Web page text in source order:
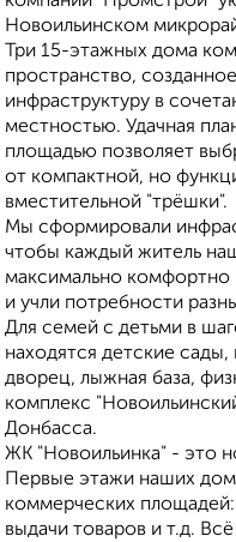
Новоильинском
Три 15-этажных дома
пространство,
инфраструктуру в
местностью. Удачная
площадью позволяет
от компактной, но
вместительной "трёшки".
Мы сформировали
чтобы каждый житель
максимально комфортно
и учли потребности
Для семей с детьми в
находятся детские
дворец, лыжная база,
комплекс
Донбасса.
ЖК "Новоильинка" - это
Первые этажи наших
коммерческих площадей:
выдачи товаров и т.д.